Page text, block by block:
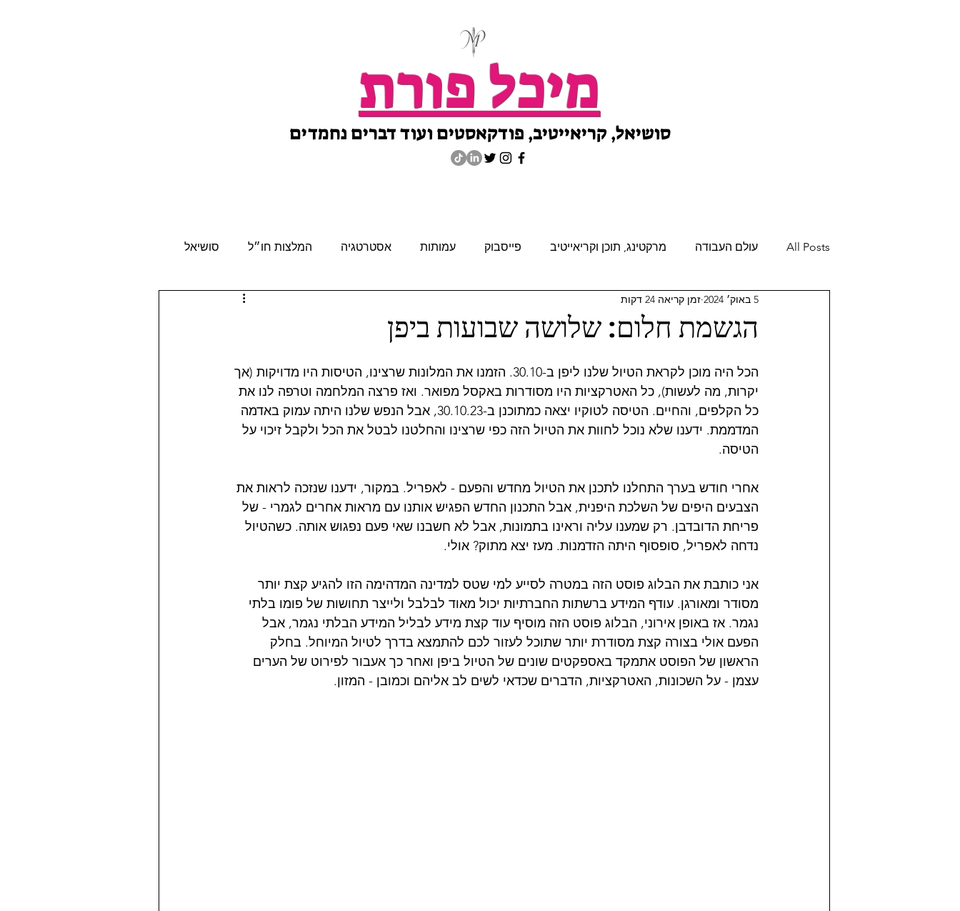
מיכל פורת
סושיאל, קריאייטיב, פודקאסטים ועוד דברים נחמדים
All Posts עולם העבודה מרקטינג, תוכן וקריאייטיב פייסבוק עמותות אסטרטגיה המלצות חו״ל סושיאל
פודקאסט
הגשמת חלום: שלושה שבועות ביפן
5 באוק׳ 2024 זמן קריאה 24 דקות
הכל היה מוכן לקראת הטיול שלנו ליפן ב-30.10. הזמנו את המלונות שרצינו, הטיסות היו מדויקות (אך
יקרות, מה לעשות), כל האטרקציות היו מסודרות באקסל מפואר. ואז פרצה המלחמה וטרפה לנו את
כל הקלפים, והחיים. הטיסה לטוקיו יצאה כמתוכנן ב-30.10.23, אבל הנפש שלנו היתה עמוק באדמה
המדממת. ידענו שלא נוכל לחוות את הטיול הזה כפי שרצינו והחלטנו לבטל את הכל ולקבל זיכוי על
הטיסה.
אחרי חודש בערך התחלנו לתכנן את הטיול מחדש והפעם - לאפריל. במקור, ידענו שנזכה לראות את
הצבעים היפים של השלכת היפנית, אבל התכנון החדש הפגיש אותנו עם מראות אחרים לגמרי - של
פריחת הדובדבן. רק שמענו עליה וראינו בתמונות, אבל לא חשבנו שאי פעם נפגוש אותה. כשהטיול
נדחה לאפריל, סופסוף היתה הזדמנות. מעז יצא מתוק? אולי.
אני כותבת את הבלוג פוסט הזה במטרה לסייע למי שטס למדינה המדהימה הזו להגיע קצת יותר
מסודר ומאורגן. עודף המידע ברשתות החברתיות יכול מאוד לבלבל ולייצר תחושות של פומו בלתי
נגמר. אז באופן אירוני, הבלוג פוסט הזה מוסיף עוד קצת מידע לבליל המידע הבלתי נגמר, אבל
הפעם אולי בצורה קצת מסודרת יותר שתוכל לעזור לכם להתמצא בדרך לטיול המיוחל. בחלק
הראשון של הפוסט אתמקד באספקטים שונים של הטיול ביפן ואחר כך אעבור לפירוט של הערים
עצמן - על השכונות, האטרקציות, הדברים שכדאי לשים לב אליהם וכמובן - המזון.